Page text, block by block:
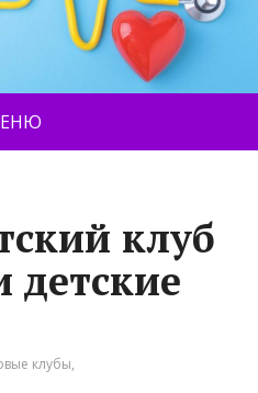
клуб
детские
клубы,